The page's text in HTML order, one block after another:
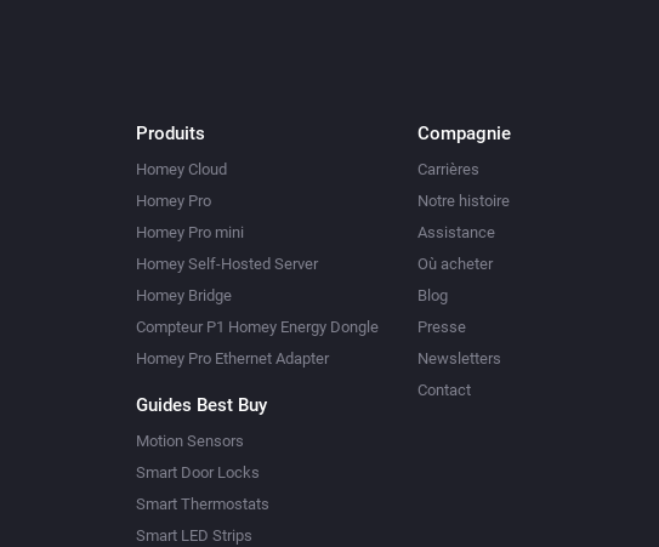
Produits
Homey Cloud
Homey Pro
Homey Pro mini
Homey Self-Hosted Server
Homey Bridge
Compteur P1 Homey Energy Dongle
Homey Pro Ethernet Adapter
Guides Best Buy
Motion Sensors
Smart Door Locks
Smart Thermostats
Smart LED Strips
Compagnie
Carrières
Notre histoire
Assistance
Où acheter
Blog
Presse
Newsletters
Contact